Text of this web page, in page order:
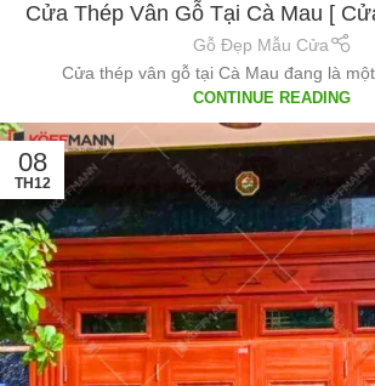
Cửa Thép Vân Gỗ Tại Cà Mau [
Gỗ Đẹp Mẫu Cửa
Cửa thép vân gỗ tại Cà Mau đang là một
CONTINUE READING
08
TH12